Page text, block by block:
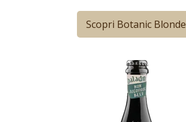
Scopri Botanic Blonde